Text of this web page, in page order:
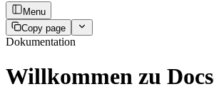
Menu
Copy page
Dokumentation
Willkommen zu Docs